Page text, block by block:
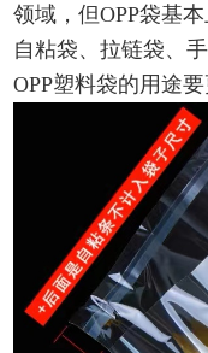
领域，但OPP袋基
自粘袋、拉链袋、
OPP塑料袋的用途要